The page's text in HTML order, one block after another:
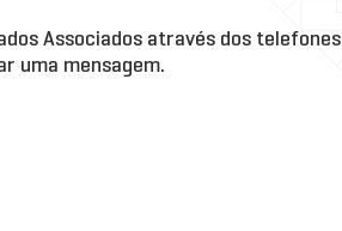
Associados através dos telefones
uma mensagem.